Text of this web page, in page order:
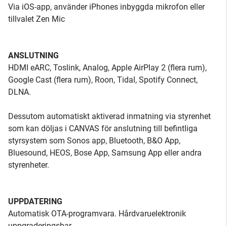
Via iOS-app, använder iPhones inbyggda mikrofon eller
tillvalet Zen Mic
ANSLUTNING
HDMI eARC, Toslink, Analog, Apple AirPlay 2 (flera rum),
Google Cast (flera rum), Roon, Tidal, Spotify Connect,
DLNA.
Dessutom automatiskt aktiverad inmatning via styrenhet
som kan döljas i CANVAS för anslutning till befintliga
styrsystem som Sonos app, Bluetooth, B&O App,
Bluesound, HEOS, Bose App, Samsung App eller andra
styrenheter.
UPPDATERING
Automatisk OTA-programvara. Hårdvaruelektronik